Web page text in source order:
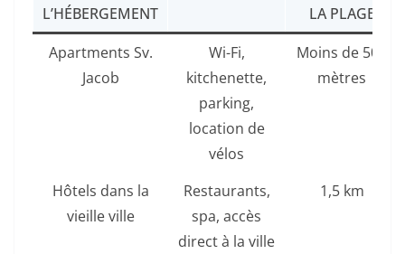
L’HÉBERGEMENT
LA PLAGE
Apartments Sv.
Jacob
Wi-Fi,
kitchenette,
parking,
location de
vélos
Moins de 500
mètres
Hôtels dans la
vieille ville
Restaurants,
spa, accès
direct à la ville
1,5 km